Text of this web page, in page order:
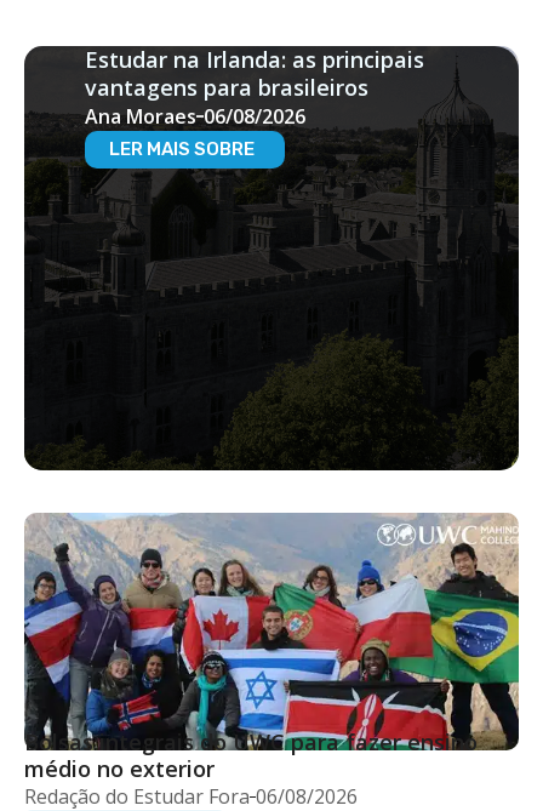
Estudar na Irlanda: as principais
vantagens para brasileiros
Ana Moraes 06/08/2026
LER MAIS SOBRE
Bolsas integrais do UWC para fazer ensino
médio no exterior
Redação do Estudar Fora 06/08/2026